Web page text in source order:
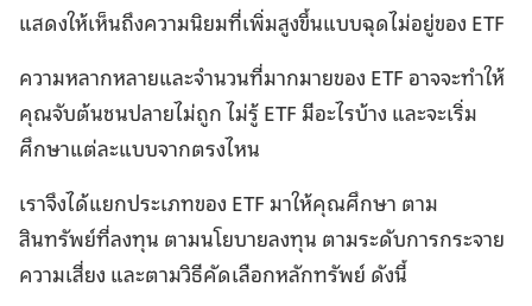
แสดงให้เห็นถึงความนิยมที่เพิ่มสูงขึ้นแบบฉุดไม่อยู่ของ ETF
ความหลากหลายและจำนวนที่มากมายของ ETF อาจจะทำให้
คุณจับต้นชนปลายไม่ถูก ไม่รู้ ETF มีอะไรบ้าง และจะเริ่ม
ศึกษาแต่ละแบบจากตรงไหน
เราจึงได้แยกประเภทของ ETF มาให้คุณศึกษา ตาม
สินทรัพย์ที่ลงทุน ตามนโยบายลงทุน ตามระดับการกระจาย
ความเสี่ยง และตามวิธีคัดเลือกหลักทรัพย์ ดังนี้